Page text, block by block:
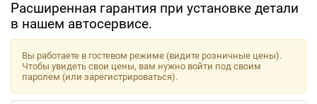
Расширенная гарантия при установке детали
в нашем автосервисе.
Вы работаете в гостевом режиме (видите розничные цены).
Чтобы увидеть свои цены, вам нужно войти под своим
паролем (или зарегистрироваться).